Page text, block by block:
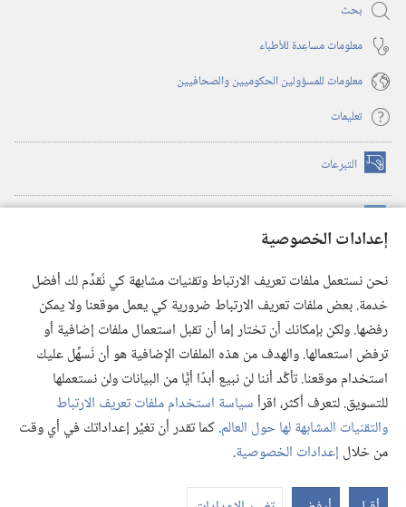
إعدادات الخصوصية
نحن نستعمل ملفات تعريف الارتباط وتقنيات مشابهة كي نُقدِّم لك أفضل
خدمة. بعض ملفات تعريف الارتباط ضرورية كي يعمل موقعنا ولا يمكن
رفضها. ولكن بإمكانك أن تختار إما أن تقبل استعمال ملفات إضافية أو
ترفض استعمالها. والهدف من هذه الملفات الإضافية هو أن نُسهِّل عليك
استخدام موقعنا. تأكَّد أننا لن نبيع أبدًا أيًّا من البيانات ولن نستعملها
للتسويق. لتعرف أكثر، اقرأسياسة استخدام ملفات تعريف الارتباط
والتقنيات المشابهة لها حول العالم. كما تقدر أن تغيِّر إعداداتك في أي وقت
من خلال إعدادات الخصوصية.
بحث
معلومات مساعِدة للأطباء
معلومات للمسؤولين الحكوميين والصحافيين
تعليمات
التبرعات (يفتح
نافذة
(يفتح
نافذة
(يفتح
نافذة
جديدة) تطبيق ®
JW Library
مكتبة برج المراقبة
© 2026 .Watch Tower Bible and Tract Society of Pennsylvania
شروط الاستخدام |